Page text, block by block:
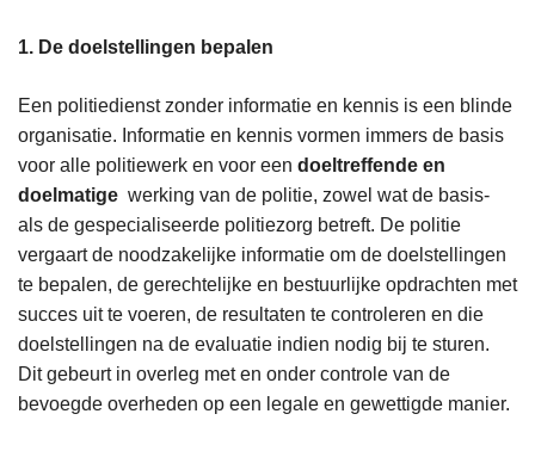
1. De doelstellingen bepalen
Een politiedienst zonder informatie en kennis is een blinde
organisatie. Informatie en kennis vormen immers de basis
voor alle politiewerk en voor een doeltreffende en
doelmatige werking van de politie, zowel wat de basis-
als de gespecialiseerde politiezorg betreft. De politie
vergaart de noodzakelijke informatie om de doelstellingen
te bepalen, de gerechtelijke en bestuurlijke opdrachten met
succes uit te voeren, de resultaten te controleren en die
doelstellingen na de evaluatie indien nodig bij te sturen.
Dit gebeurt in overleg met en onder controle van de
bevoegde overheden op een legale en gewettigde manier.